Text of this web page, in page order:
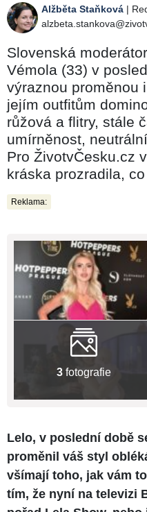
Alžběta Staňková |
Slovenská
Vémola (33) v
výraznou proměnou
jejím outfitům
růžová a flitry, stále
umírněnost,
Pro ŽivotvČesku.cz
kráska prozradila,
Reklama:
3 fotografie
Lelo, v poslední době
proměnil váš styl
všímají toho, jak vám
tím, že nyní na televizi